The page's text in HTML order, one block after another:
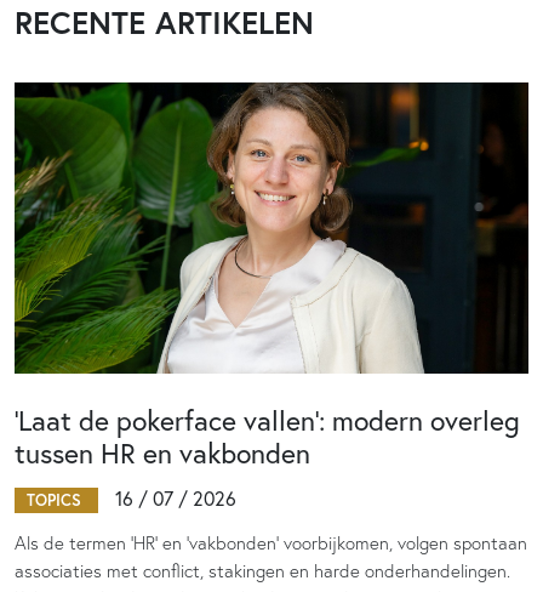
RECENTE ARTIKELEN
‘Laat de pokerface vallen’: modern overleg
tussen HR en vakbonden
TOPICS 16 / 07 / 2026
Als de termen 'HR' en 'vakbonden' voorbijkomen, volgen spontaan
associaties met conflict, stakingen en harde onderhandelingen.